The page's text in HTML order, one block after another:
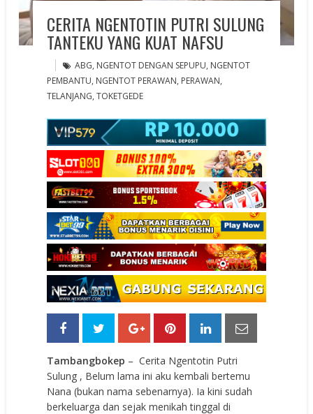
CERITA NGENTOTIN PUTRI SULUNG
TANTEKU YANG KUAT NAFSU
ABG, NGENTOT DENGAN SEPUPU, NGENTOT
PEMBANTU, NGENTOT PERAWAN, PERAWAN,
TELANJANG,TOKETGEDE
Tambangbokep – Cerita Ngentotin Putri
Sulung , Belum lama ini aku kembali bertemu
Nana (bukan nama sebenarnya). Ia kini sudah
berkeluarga dan sejak menikah tinggal di